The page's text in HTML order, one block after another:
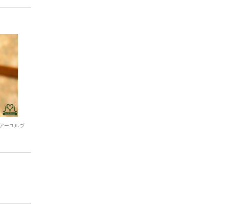
ーユルヴ